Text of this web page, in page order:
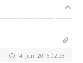
4. Juni 2016 02:28